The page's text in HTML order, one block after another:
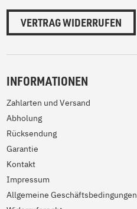
VERTRAG WIDERRUFEN
INFORMATIONEN
Zahlarten und Versand
Abholung
Rücksendung
Garantie
Kontakt
Impressum
Allgemeine Geschäftsbedingungen